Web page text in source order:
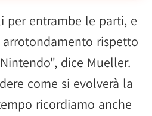
per entrambe le parti, e
rispetto
dice Mueller.
come si evolverà la
ricordiamo anche